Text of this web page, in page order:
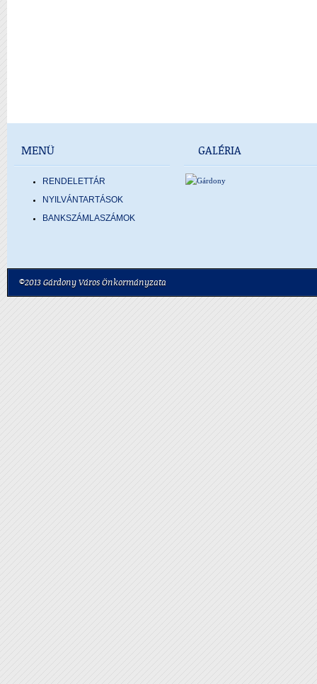
MENÜ
RENDELETTÁR
NYILVÁNTARTÁSOK
BANKSZÁMLASZÁMOK
GALÉRIA
©2013 Gárdony Város Önkormányzata